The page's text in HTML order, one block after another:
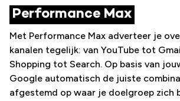
Performance Max
Met Performance Max adverteer je
kanalen tegelijk: van YouTube tot
Shopping tot Search. Op basis van
Google automatisch de juiste
afgestemd op waar je doelgroep zich